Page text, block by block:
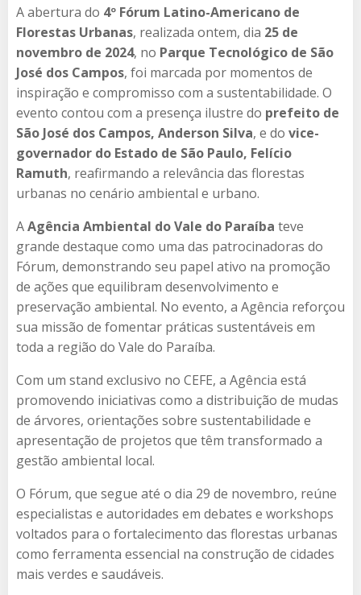
A abertura do 4º Fórum Latino-Americano de
Florestas Urbanas, realizada ontem, dia 25 de
novembro de 2024, no Parque Tecnológico de São
José dos Campos, foi marcada por momentos de
inspiração e compromisso com a sustentabilidade. O
evento contou com a presença ilustre do prefeito de
São José dos Campos, Anderson Silva, e do vice-
governador do Estado de São Paulo, Felício
Ramuth, reafirmando a relevância das florestas
urbanas no cenário ambiental e urbano.
AAgência Ambiental do Vale do Paraíba teve
grande destaque como uma das patrocinadoras do
Fórum, demonstrando seu papel ativo na promoção
de ações que equilibram desenvolvimento e
preservação ambiental. No evento, a Agência reforçou
sua missão de fomentar práticas sustentáveis em
toda a região do Vale do Paraíba.
Com um stand exclusivo no CEFE, a Agência está
promovendo iniciativas como a distribuição de mudas
de árvores, orientações sobre sustentabilidade e
apresentação de projetos que têm transformado a
gestão ambiental local.
O Fórum, que segue até o dia 29 de novembro, reúne
especialistas e autoridades em debates e workshops
voltados para o fortalecimento das florestas urbanas
como ferramenta essencial na construção de cidades
mais verdes e saudáveis.